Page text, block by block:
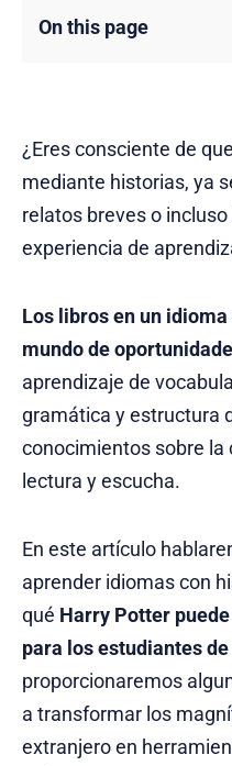
On this page
¿Eres consciente de que
mediante historias, ya
relatos breves o
experiencia de
Los libros en un
mundo de
aprendizaje de
gramática y estructura
conocimientos sobre la
lectura y escucha.
En este artículo
aprender idiomas con
qué Harry Potter
para los estudiantes
proporcionaremos
a transformar los
extranjero en